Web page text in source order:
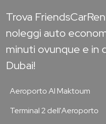
Trova
noleggi auto
minuti ovunque e in
Dubai!
Aeroporto Al Maktoum
Terminal 2 dell'Aeroporto